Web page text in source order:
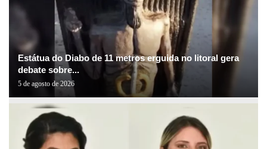
Estátua do Diabo de 11 metros erguida no litoral gera
debate sobre...
5 de agosto de 2026